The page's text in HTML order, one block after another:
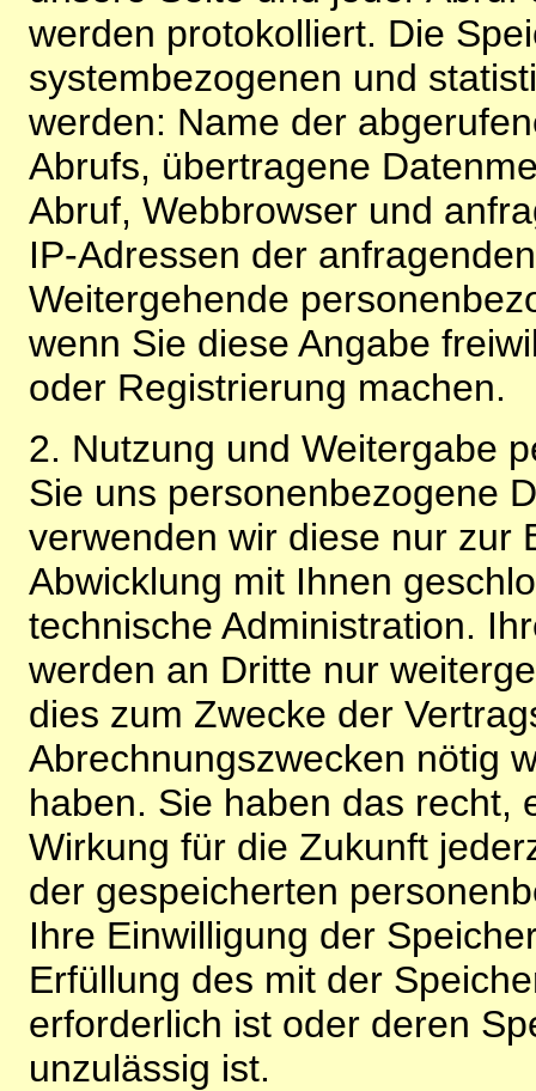
werden protokolliert. Die
systembezogenen und
werden: Name der
Abrufs, übertragene
Abruf, Webbrowser und
IP-Adressen der
Weitergehende
wenn Sie diese Angabe
oder Registrierung machen.
2. Nutzung und Weitergabe
Sie uns personenbezogene
verwenden wir diese nur zur
Abwicklung mit Ihnen
technische Administration.
werden an Dritte nur
dies zum Zwecke der
Abrechnungszwecken nötig
haben. Sie haben das recht,
Wirkung für die Zukunft
der gespeicherten
Ihre Einwilligung der
Erfüllung des mit der
erforderlich ist oder deren
unzulässig ist.